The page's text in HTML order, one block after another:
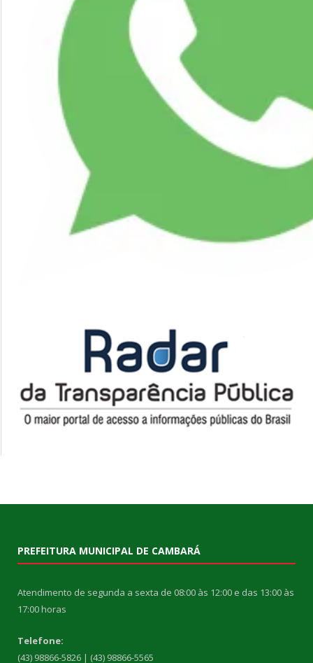
PREFEITURA MUNICIPAL DE CAMBARÁ
Atendimento de segunda a sexta de 08:00 às 12:00 e das 13:00 às
17:00 horas
Telefone:
(43) 98866-5826 | (43) 98866-5565